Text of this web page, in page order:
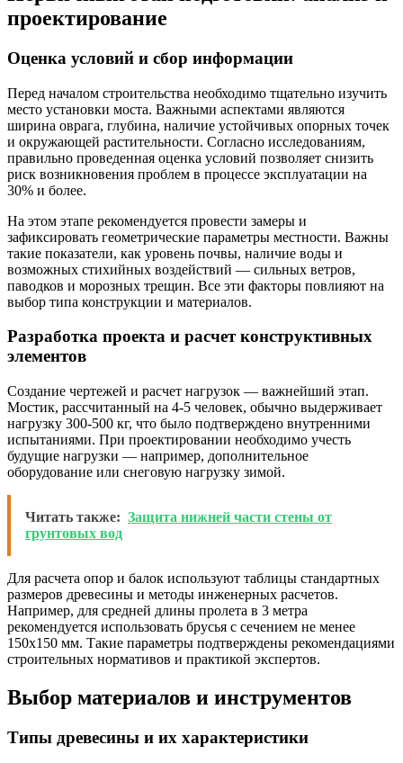
проектирование
Оценка условий и сбор информации
Перед началом строительства необходимо тщательно изучить
место установки моста. Важными аспектами являются
ширина оврага, глубина, наличие устойчивых опорных точек
и окружающей растительности. Согласно исследованиям,
правильно проведенная оценка условий позволяет снизить
риск возникновения проблем в процессе эксплуатации на
30% и более.
На этом этапе рекомендуется провести замеры и
зафиксировать геометрические параметры местности. Важны
такие показатели, как уровень почвы, наличие воды и
возможных стихийных воздействий — сильных ветров,
паводков и морозных трещин. Все эти факторы повлияют на
выбор типа конструкции и материалов.
Разработка проекта и расчет конструктивных
элементов
Создание чертежей и расчет нагрузок — важнейший этап.
Мостик, рассчитанный на 4-5 человек, обычно выдерживает
нагрузку 300-500 кг, что было подтверждено внутренними
испытаниями. При проектировании необходимо учесть
будущие нагрузки — например, дополнительное
оборудование или снеговую нагрузку зимой.
Читать также: Защита нижней части стены от
грунтовых вод
Для расчета опор и балок используют таблицы стандартных
размеров древесины и методы инженерных расчетов.
Например, для средней длины пролета в 3 метра
рекомендуется использовать брусья с сечением не менее
150х150 мм. Такие параметры подтверждены рекомендациями
строительных нормативов и практикой экспертов.
Выбор материалов и инструментов
Типы древесины и их характеристики